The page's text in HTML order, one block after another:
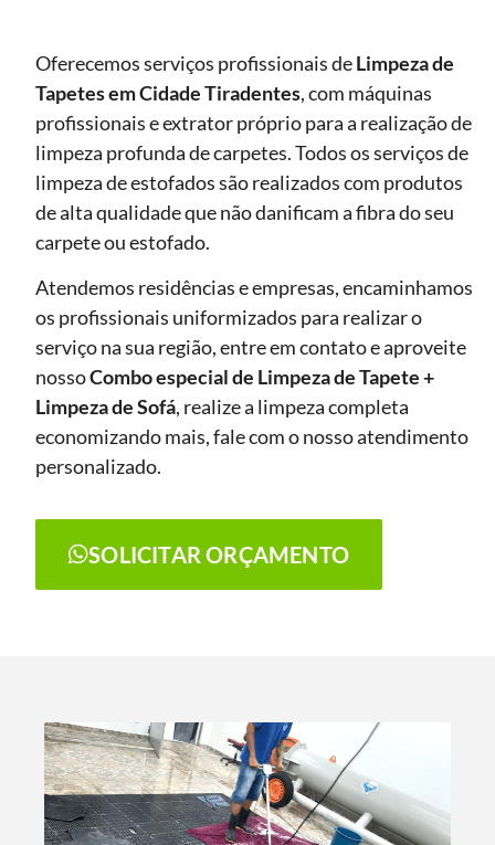
Oferecemos serviços profissionais deLimpeza de
Tapetesem Cidade Tiradentes, com máquinas
profissionais e extrator próprio para a realização de
limpeza profunda de carpetes. Todos os serviços de
limpeza de estofados são realizados com produtos
de alta qualidade que não danificam a fibra do seu
carpete ou estofado.
Atendemos residências e empresas, encaminhamos
os profissionais uniformizados para realizar o
serviço na sua região, entre em contato e aproveite
nossoCombo especial de Limpeza de Tapete +
Limpeza de Sofá, realize a limpeza completa
economizando mais, fale com o nosso atendimento
personalizado.
SOLICITAR ORÇAMENTO